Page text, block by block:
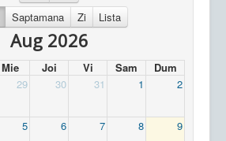
Saptamana Zi Lista
Aug 2026
Mie Joi Vi Sam
Dum
29 30 31 1 2
5 6 7 8 9